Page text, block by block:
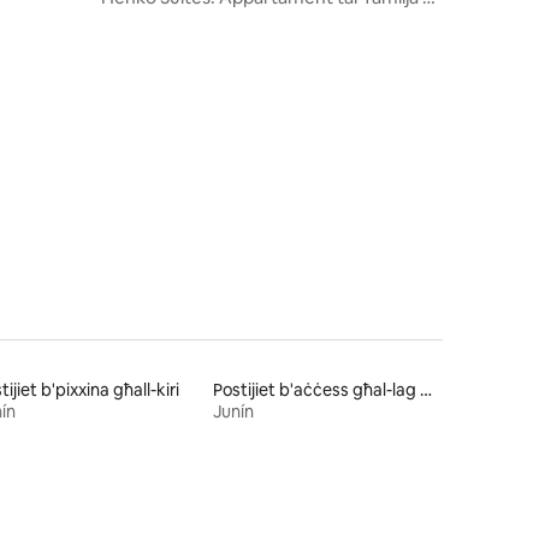
ta' reviews: 18
b'pixxina għall-kiri
Postijiet b'aċċess għal-lag għall-kiri
Junín